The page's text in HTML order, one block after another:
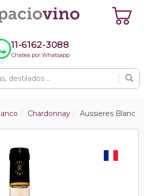
11-6162-3088
Chateá por Whatsapp
Chardonnay Aussieres Blanc